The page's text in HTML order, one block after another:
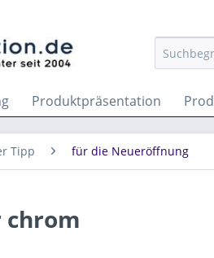
Produktpräsentation
Tipp für die Neueröffnung